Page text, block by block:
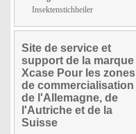
Insektenstichheiler
Site de service et
support de la marque
Xcase Pour les zones
de commercialisation
de l'Allemagne, de
l'Autriche et de la
Suisse